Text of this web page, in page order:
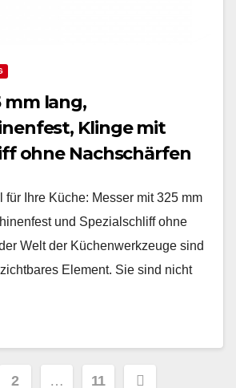
mm lang,
Klinge mit
ohne Nachschärfen
für Ihre Küche: Messer mit 325 mm
und Spezialschliff ohne
Welt der Küchenwerkzeuge sind
Element. Sie sind nicht
2 … 11